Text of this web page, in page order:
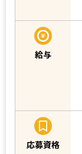
給与
応募資格